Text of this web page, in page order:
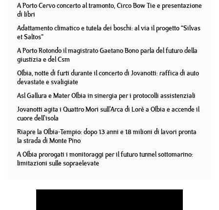
A Porto Cervo concerto al tramonto, Circo Bow Tie e presentazione
di libri
Adattamento climatico e tutela dei boschi: al via il progetto “Silvas
et Saltos”
A Porto Rotondo il magistrato Gaetano Bono parla del futuro della
giustizia e del Csm
Olbia, notte di furti durante il concerto di Jovanotti: raffica di auto
devastate e svaligiate
Asl Gallura e Mater Olbia in sinergia per i protocolli assistenziali
Jovanotti agita i Quattro Mori sull'Arca di Lorè a Olbia e accende il
cuore dell'isola
Riapre la Olbia-Tempio: dopo 13 anni e 18 milioni di lavori pronta
la strada di Monte Pino
A Olbia prorogati i monitoraggi per il futuro tunnel sottomarino:
limitazioni sulle sopraelevate